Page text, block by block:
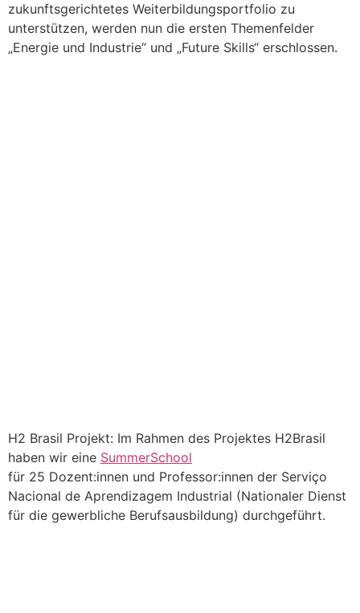
zukunftsgerichtetes Weiterbildungsportfolio zu
unterstützen, werden nun die ersten Themenfelder
„Energie und Industrie“ und „Future Skills“ erschlossen.
H2 Brasil Projekt: Im Rahmen des Projektes H2Brasil
haben wir eine SummerSchool
für 25 Dozent:innen und Professor:innen der Serviço
Nacional de Aprendizagem Industrial (Nationaler Dienst
für die gewerbliche Berufsausbildung) durchgeführt.